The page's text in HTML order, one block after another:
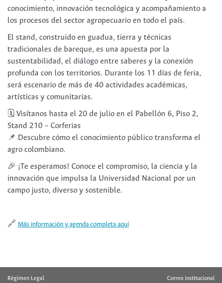
conocimiento, innovación tecnológica y acompañamiento a
los procesos del sector agropecuario en todo el país.
El stand, construido en guadua, tierra y técnicas
tradicionales de bareque, es una apuesta por la
sustentabilidad, el diálogo entre saberes y la conexión
profunda con los territorios. Durante los 11 días de feria,
será escenario de más de 40 actividades académicas,
artísticas y comunitarias.
🗓️ Visítanos hasta el 20 de julio en el Pabellón 6, Piso 2,
Stand 210 – Corferias
📌 Descubre cómo el conocimiento público transforma el
agro colombiano.
🎉 ¡Te esperamos! Conoce el compromiso, la ciencia y la
innovación que impulsa la Universidad Nacional por un
campo justo, diverso y sostenible.
🔗 Más información y agenda completa aquí
Régimen Legal Correo institucional